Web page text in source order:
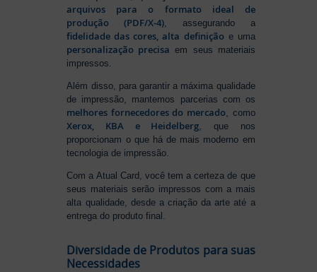
arquivos para o formato ideal de
produção (PDF/X-4), assegurando a
fidelidade das cores, alta definição e uma
personalização precisa em seus materiais
impressos.
Além disso, para garantir a máxima qualidade
de impressão, mantemos parcerias com os
melhores fornecedores do mercado, como
Xerox, KBA e Heidelberg, que nos
proporcionam o que há de mais moderno em
tecnologia de impressão.
Com a Atual Card, você tem a certeza de que
seus materiais serão impressos com a mais
alta qualidade, desde a criação da arte até a
entrega do produto final.
Diversidade de Produtos para suas
Necessidades